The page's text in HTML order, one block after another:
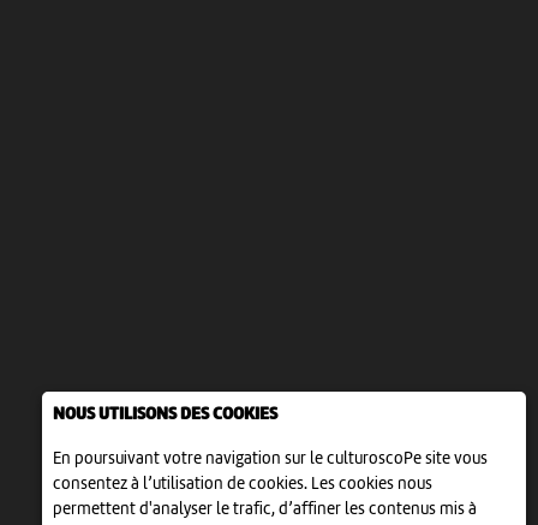
NOUS UTILISONS DES COOKIES
En poursuivant votre navigation sur le culturoscoPe site vous
consentez à l’utilisation de cookies. Les cookies nous
permettent d'analyser le trafic, d’affiner les contenus mis à